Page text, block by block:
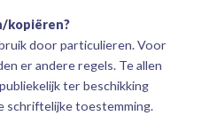
kopiëren?
door particulieren. Voor
er andere regels. Te allen
ter beschikking
schriftelijke toestemming.